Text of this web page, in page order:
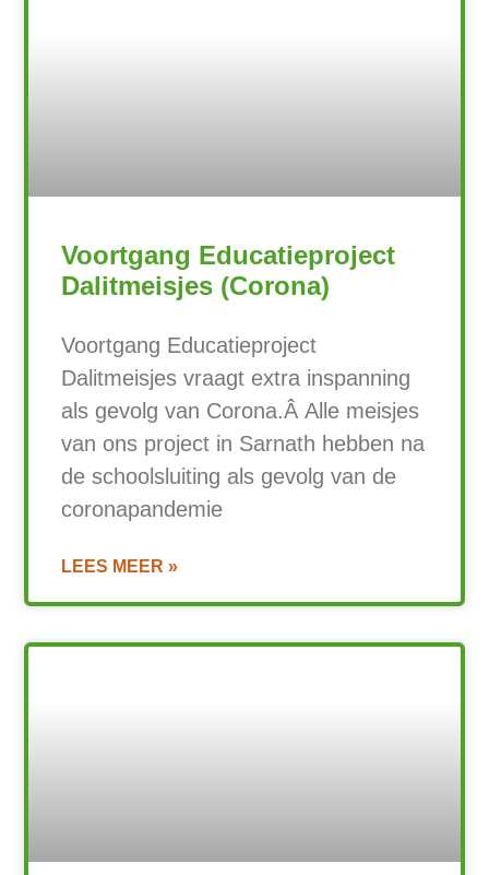
Voortgang Educatieproject
Dalitmeisjes (Corona)
Voortgang Educatieproject
Dalitmeisjes vraagt extra inspanning
als gevolg van Corona.Â Alle meisjes
van ons project in Sarnath hebben na
de schoolsluiting als gevolg van de
coronapandemie
LEES MEER »